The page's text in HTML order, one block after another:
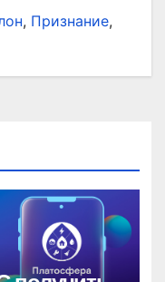
, Признание,